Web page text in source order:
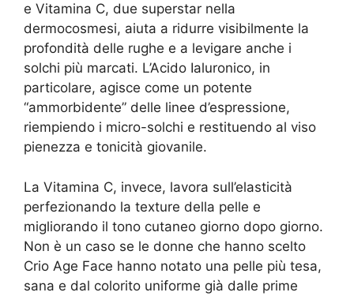
e Vitamina C, due superstar nella
dermocosmesi, aiuta a ridurre visibilmente la
profondità delle rughe e a levigare anche i
solchi più marcati. L’Acido Ialuronico, in
particolare, agisce come un potente
“ammorbidente” delle linee d’espressione,
riempiendo i micro-solchi e restituendo al viso
pienezza e tonicità giovanile.
La Vitamina C, invece, lavora sull’elasticità
perfezionando la texture della pelle e
migliorando il tono cutaneo giorno dopo giorno.
Non è un caso se le donne che hanno scelto
Crio Age Face hanno notato una pelle più tesa,
sana e dal colorito uniforme già dalle prime